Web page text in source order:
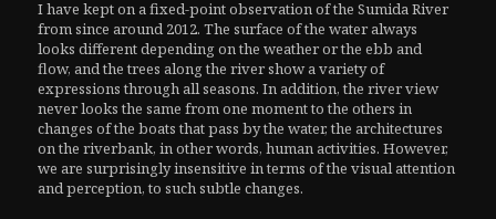
I have kept on a fixed-point observation of the Sumida River
from since around 2012. The surface of the water always
looks different depending on the weather or the ebb and
flow, and the trees along the river show a variety of
expressions through all seasons. In addition, the river view
never looks the same from one moment to the others in
changes of the boats that pass by the water, the architectures
on the riverbank, in other words, human activities. However,
we are surprisingly insensitive in terms of the visual attention
and perception, to such subtle changes.